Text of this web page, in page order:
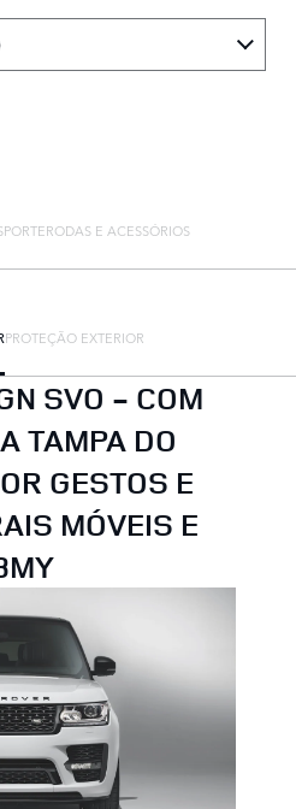
RODAS E ACESSÓRIOS
PROTEÇÃO EXTERIOR
SVO - COM
TAMPA DO
GESTOS E
MÓVEIS E